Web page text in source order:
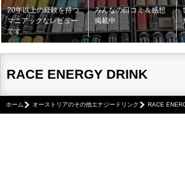
20年以上の経験を持つ
マニアックなレビュー
です
みんなの口コミ＆感想
掲載中
RACE ENERGY DRINK
ホーム オーストリアのその他エナジードリンク RACE